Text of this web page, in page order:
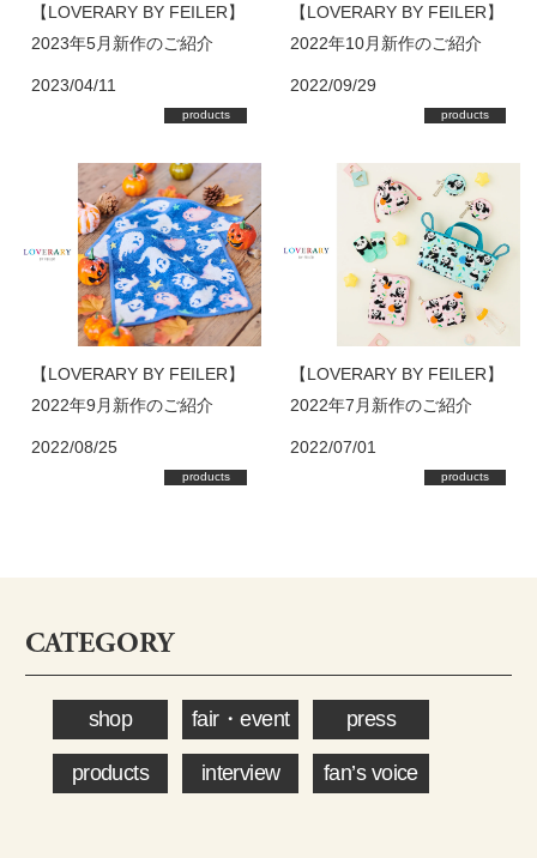
【LOVERARY BY FEILER】
2023年5月新作のご紹介
2023/04/11
products
【LOVERARY BY FEILER】
2022年10月新作のご紹介
2022/09/29
products
【LOVERARY BY FEILER】
2022年9月新作のご紹介
2022/08/25
products
【LOVERARY BY FEILER】
2022年7月新作のご紹介
2022/07/01
products
CATEGORY
shop fair・event press
products interview fan’s voice